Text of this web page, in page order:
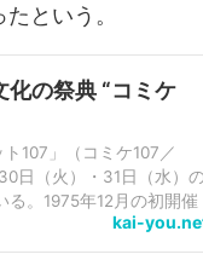
という。
の祭典 “コミケ
107」（コミケ107／
日（火）・31日（水）
る。1975年12月の初開催
画、ゲームなど様々...
kai-